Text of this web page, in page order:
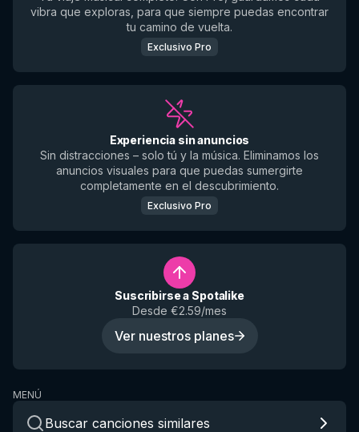
vibra que exploras, para que siempre puedas encontrar
tu camino de vuelta.
Exclusivo Pro
Experiencia sin anuncios
Sin distracciones – solo tú y la música. Eliminamos los
anuncios visuales para que puedas sumergirte
completamente en el descubrimiento.
Exclusivo Pro
Suscribirse a Spotalike
Desde €2.59/mes
Ver nuestros planes
MENÚ
Buscar canciones similares